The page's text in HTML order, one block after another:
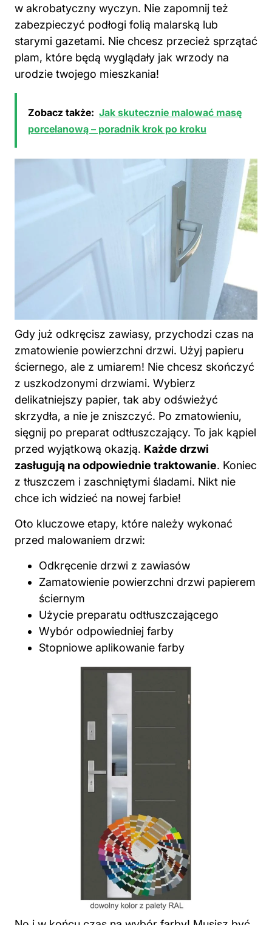
w akrobatyczny wyczyn. Nie zapomnij też
zabezpieczyć podłogi folią malarską lub
starymi gazetami. Nie chcesz przecież sprzątać
plam, które będą wyglądały jak wrzody na
urodzie twojego mieszkania!
Zobacz także: Jak skutecznie malować masę
porcelanową – poradnik krok po kroku
Gdy już odkręcisz zawiasy, przychodzi czas na
zmatowienie powierzchni drzwi. Użyj papieru
ściernego, ale z umiarem! Nie chcesz skończyć
z uszkodzonymi drzwiami. Wybierz
delikatniejszy papier, tak aby odświeżyć
skrzydła, a nie je zniszczyć. Po zmatowieniu,
sięgnij po preparat odtłuszczający. To jak kąpiel
przed wyjątkową okazją. Każde drzwi
zasługują na odpowiednie traktowanie. Koniec
z tłuszczem i zaschniętymi śladami. Nikt nie
chce ich widzieć na nowej farbie!
Oto kluczowe etapy, które należy wykonać
przed malowaniem drzwi:
Odkręcenie drzwi z zawiasów
Zamatowienie powierzchni drzwi papierem
ściernym
Użycie preparatu odtłuszczającego
Wybór odpowiedniej farby
Stopniowe aplikowanie farby